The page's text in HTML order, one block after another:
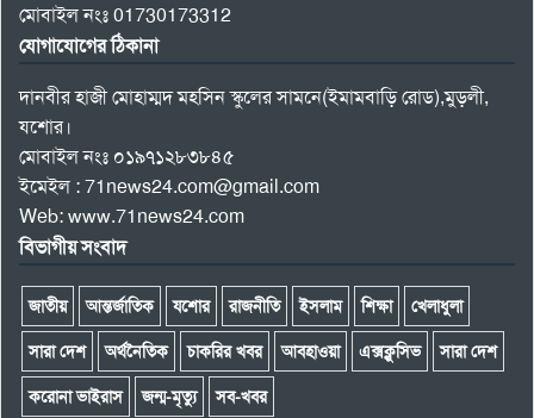
মোবাইল নংঃ 01730173312
যোগাযোগের ঠিকানা
দানবীর হাজী মোহাম্মদ মহসিন স্কুলের সামনে(ইমামবাড়ি রোড),মুড়লী,
যশোর।
মোবাইল নংঃ ০১৯৭১২৮৩৮৪৫
ইমেইল : 71news24.com@gmail.com
Web: www.71news24.com
বিভাগীয় সংবাদ
জাতীয় আন্তর্জাতিক যশোর রাজনীতি ইসলাম শিক্ষা খেলাধুলা
সারা দেশ অর্থনৈতিক চাকরির খবর আবহাওয়া এক্সক্লুসিভ সারা দেশ
করোনা ভাইরাস জন্ম-মৃত্যু সব-খবর